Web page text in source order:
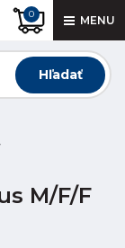
0 MENU
Hľadať
M/F/F